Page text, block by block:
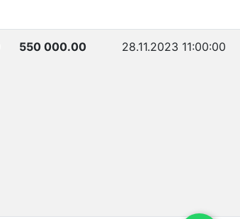
550 000.00 28.11.2023 11:00:00